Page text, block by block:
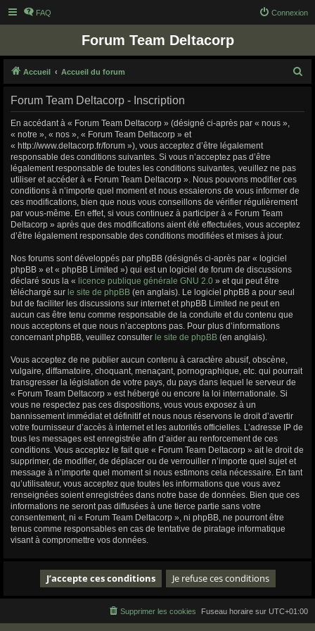
FAQ Connexion
Forum Team Deltacorp
Accueil Accueil du forum
Forum Team Deltacorp - Inscription
En accédant à « Forum Team Deltacorp » (désigné ci-après par « nous »,
« notre », « nos », « Forum Team Deltacorp » et
« http://www.deltacorp.fr/forum »), vous acceptez d’être légalement
responsable des conditions suivantes. Si vous n’acceptez pas d’être
légalement responsable de toutes les conditions suivantes, veuillez ne pas
utiliser et accéder à « Forum Team Deltacorp ». Nous pouvons modifier ces
conditions à n’importe quel moment et nous essaierons de vous informer de
ces modifications, bien que nous vous conseillons de vérifier régulièrement
par vous-même. En effet, si vous continuez à participer à « Forum Team
Deltacorp » après que des modifications aient été effectuées, vous acceptez
d’être légalement responsable des conditions modifiées et mises à jour.
Nos forums sont développés par phpBB (désignés ci-après par « logiciel
phpBB » et « phpBB Limited ») qui est un logiciel de forum de discussions
déclaré sous la « licence publique générale GNU 2.0 » et qui peut être
téléchargé sur le site de phpBB (en anglais). Le logiciel phpBB a pour seul
but de faciliter les discussions sur internet et phpBB Limited ne peut en
aucun cas être tenu comme responsable de la conduite et du contenu que
nous acceptons et que nous n’acceptons pas. Pour plus d’informations
concernant phpBB, veuillez consulter le site de phpBB (en anglais).
Vous acceptez de ne publier aucun contenu à caractère abusif, obscène,
vulgaire, diffamatoire, choquant, menaçant, pornographique, etc. qui pourrait
transgresser la législation de votre pays, du pays dans lequel le serveur de
« Forum Team Deltacorp » est hébergé ou encore la loi internationale. Si
vous ne respectez pas ces dispositions, vous vous exposez à un
bannissement immédiat et définitif et nous nous réservons le droit d’avertir
votre fournisseur d’accès à internet et les autorités officielles. L’adresse IP de
tous les messages est enregistrée afin d’aider au renforcement de ces
conditions. Vous acceptez le fait que « Forum Team Deltacorp » ait le droit de
supprimer, de modifier, de déplacer ou de verrouiller n’importe quel sujet et
message à n’importe quel moment si nous estimons cela nécessaire. En tant
qu’utilisateur, vous acceptez que toutes les informations que vous avez
renseignées soient enregistrées dans notre base de données. Bien que ces
informations ne seront pas diffusées à une tierce partie sans votre
consentement, ni « Forum Team Deltacorp », ni phpBB, ne pourront être
tenus comme responsables en cas de tentative de piratage informatique
visant à compromettre vos données.
Fuseau horaire sur UTC+01:00
Supprimer les cookies